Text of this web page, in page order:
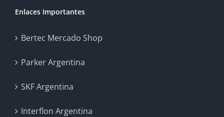
Enlaces Importantes
Bertec Mercado Shop
Parker Argentina
SKF Argentina
Interflon Argentina